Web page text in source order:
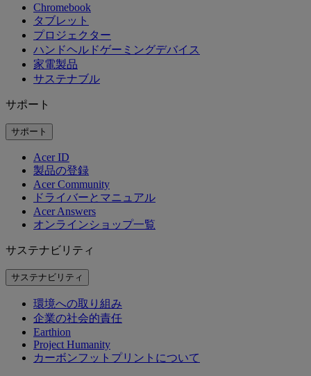
Chromebook
タブレット
プロジェクター
ハンドヘルドゲーミングデバイス
家電製品
サステナブル
サポート
サポート
Acer ID
製品の登録
Acer Community
ドライバーとマニュアル
Acer Answers
オンラインショップ一覧
サステナビリティ
サステナビリティ
環境への取り組み
企業の社会的責任
Earthion
Project Humanity
カーボンフットプリントについて